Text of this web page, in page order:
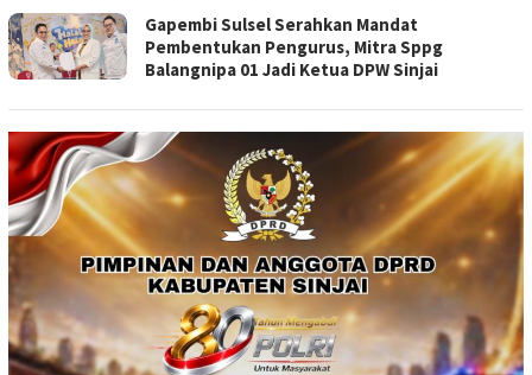
Gapembi Sulsel Serahkan Mandat
Pembentukan Pengurus, Mitra Sppg
Balangnipa 01 Jadi Ketua DPW Sinjai